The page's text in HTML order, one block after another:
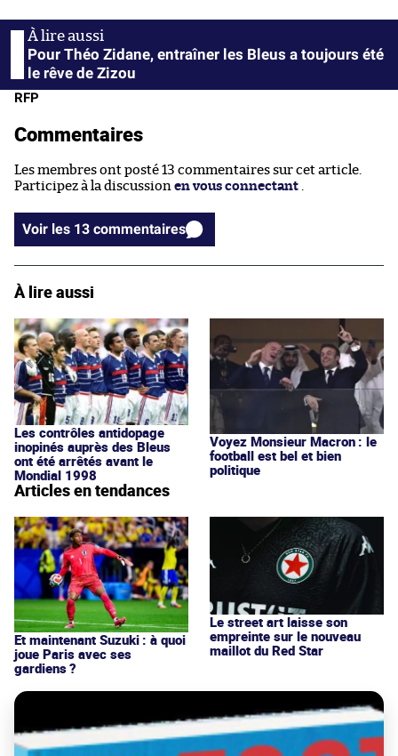
Pour Théo Zidane, entraîner les Bleus a toujours été
le rêve de Zizou
RFP
Commentaires
Les membres ont posté 13 commentaires sur cet article.
Participez à la discussion en vous connectant
Voir les 13 commentaires
À lire aussi
Les contrôles antidopage
inopinés auprès des Bleus
ont été arrêtés avant le
Mondial 1998
Voyez Monsieur Macron : le
football est bel et bien
politique
Articles en tendances
Et maintenant Suzuki : à quoi
joue Paris avec ses
gardiens ?
Le street art laisse son
empreinte sur le nouveau
maillot du Red Star